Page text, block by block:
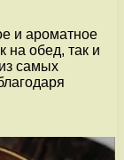
и ароматное
на обед, так и
самых